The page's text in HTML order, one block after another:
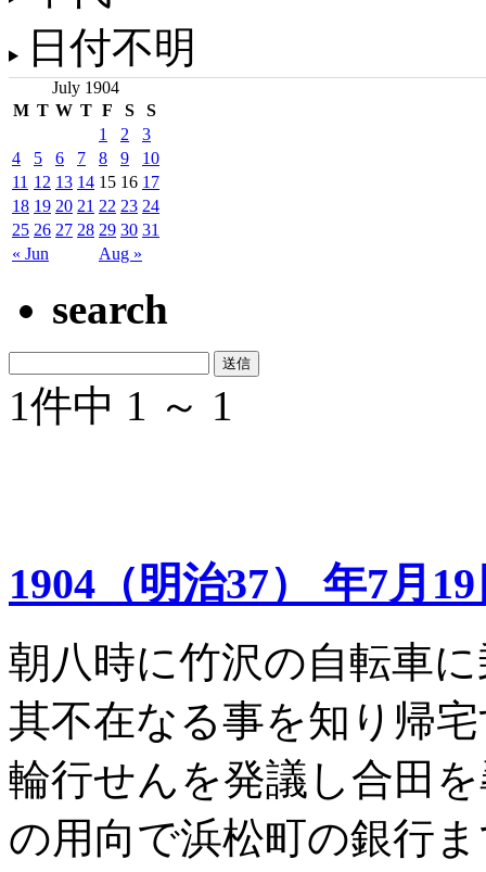
日付不明
July 1904
M T W T F S S
« Jun Aug »
1 2
3
4
5 6 7 8 9
10
11 12 13 14 15 16 17
18 19 20 21 22 23 24
25 26 27 28 29 30 31
search
1件中 1 ～ 1
1904（明治37） 年7月
朝八時に竹沢の自転車
其不在なる事を知り帰
輪行せんを発議し合田
の用向で浜松町の銀行